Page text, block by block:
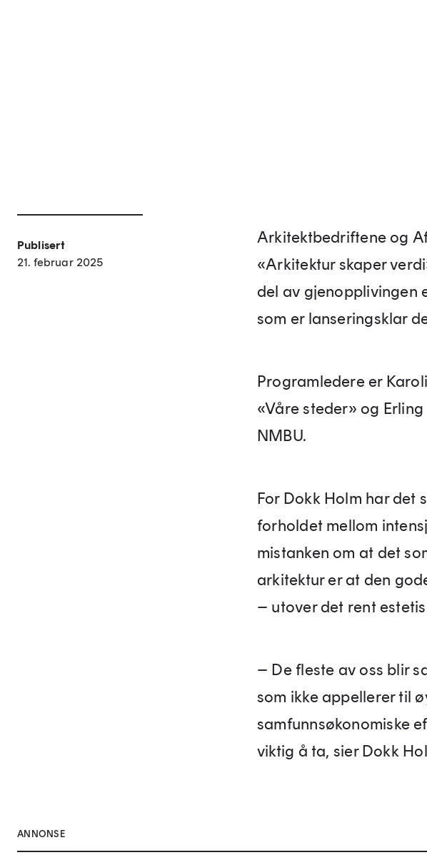
Publisert
21. februar 2025
Arkitektbedriftene og
«Arkitektur skaper
del av gjenopplivingen
som er lanseringsklar
Programledere er
«Våre steder» og
NMBU.
For Dokk Holm har det
forholdet mellom
mistanken om at det
arkitektur er at den
– utover det rent
– De fleste av oss blir
som ikke appellerer til
samfunnsøkonomiske
viktig å ta, sier Dokk
ANNONSE